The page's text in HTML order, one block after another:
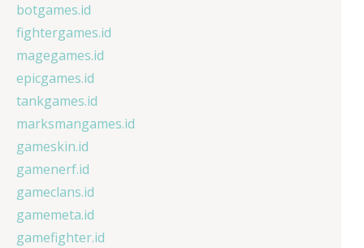
botgames.id
fightergames.id
magegames.id
epicgames.id
tankgames.id
marksmangames.id
gameskin.id
gamenerf.id
gameclans.id
gamemeta.id
gamefighter.id